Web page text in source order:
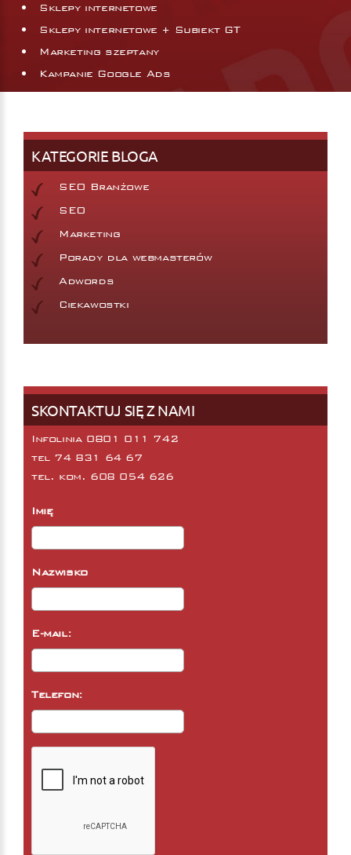
Sklepy internetowe
Sklepy internetowe + Subiekt GT
Marketing szeptany
Kampanie Google Ads
KATEGORIE BLOGA
SEO Branżowe
SEO
Marketing
Porady dla webmasterów
Adwords
Ciekawostki
SKONTAKTUJ SIĘ Z NAMI
Infolinia 0801 011 742
tel 74 831 64 67
tel. kom. 608 054 626
Imię
Nazwisko
E-mail:
Telefon: